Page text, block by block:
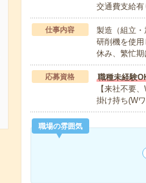
交通費支給有
仕事内容
製造（組立・
研削機を使
休み、繁忙
応募資格 職種未経験
【来社不要
掛け持ち(W
職場の雰囲気